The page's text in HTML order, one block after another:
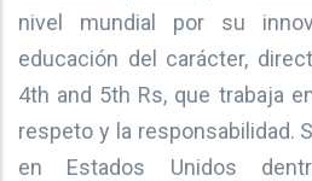
nivel mundial por su
educación del carácter,
4th and 5th Rs, que trabaja
respeto y la responsabilidad.
en Estados Unidos